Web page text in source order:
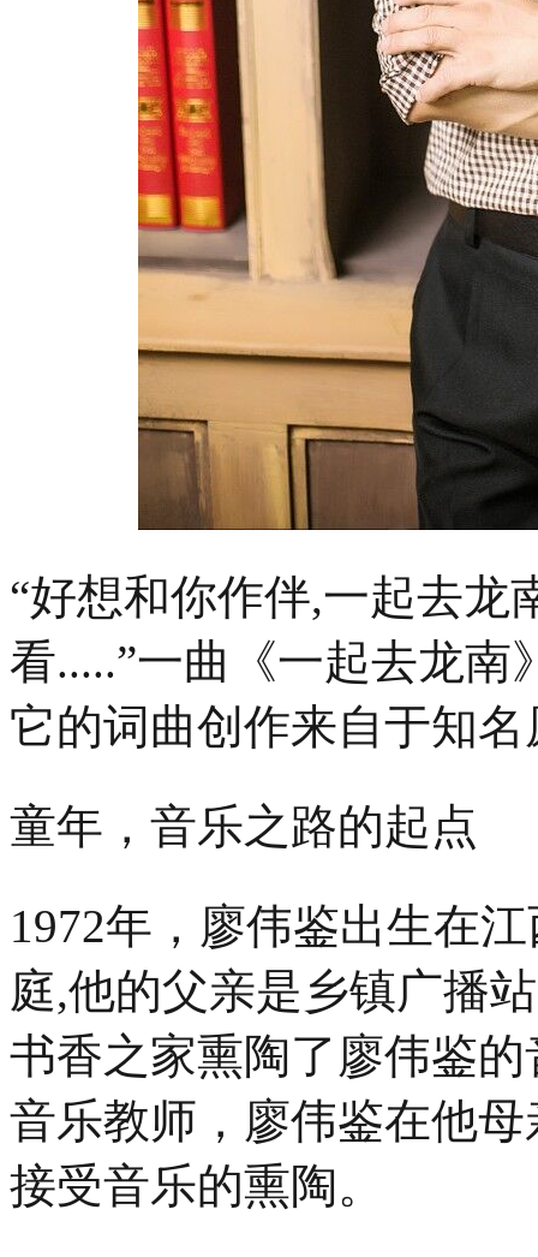
“好想和你作伴,一起去龙
看.....”一曲《一起去龙
它的词曲创作来自于知
童年，音乐之路的起点
1972年，廖伟鉴出生在
庭,他的父亲是乡镇广播
书香之家熏陶了廖伟鉴
音乐教师，廖伟鉴在他
接受音乐的熏陶。